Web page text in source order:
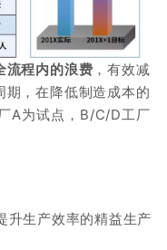
流程内的浪费 ，有效减
期，在降低制造成本的
A为试点，B/C/D工厂
升生产效率的精益生产